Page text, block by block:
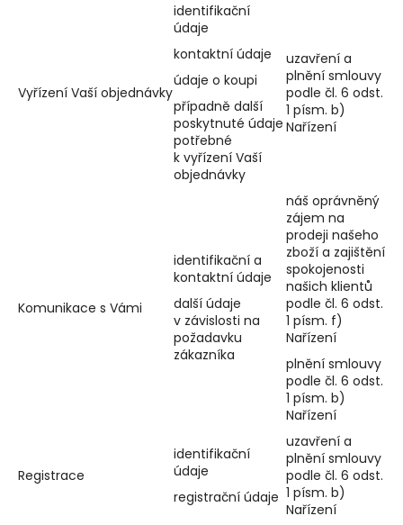
Vyřízení Vaší objednávky
identifikační
údaje
kontaktní údaje
údaje o koupi
případně další
poskytnuté údaje
potřebné
k vyřízení Vaší
objednávky
uzavření a
plnění smlouvy
podle čl. 6 odst.
1 písm. b)
Nařízení
Komunikace s Vámi
identifikační a
kontaktní údaje
další údaje
v závislosti na
požadavku
zákazníka
náš oprávněný
zájem na
prodeji našeho
zboží a zajištění
spokojenosti
našich klientů
podle čl. 6 odst.
1 písm. f)
Nařízení
plnění smlouvy
podle čl. 6 odst.
1 písm. b)
Nařízení
Registrace
identifikační
údaje
registrační údaje
uzavření a
plnění smlouvy
podle čl. 6 odst.
1 písm. b)
Nařízení